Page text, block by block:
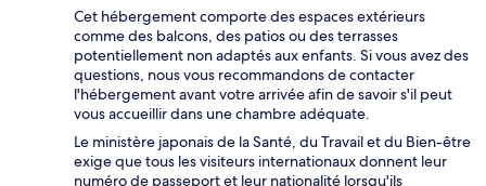
Cet hébergement comporte des espaces extérieurs
comme des balcons, des patios ou des terrasses
potentiellement non adaptés aux enfants. Si vous avez des
questions, nous vous recommandons de contacter
l'hébergement avant votre arrivée afin de savoir s'il peut
vous accueillir dans une chambre adéquate.
Le ministère japonais de la Santé, du Travail et du Bien-être
exige que tous les visiteurs internationaux donnent leur
numéro de passeport et leur nationalité lorsqu'ils